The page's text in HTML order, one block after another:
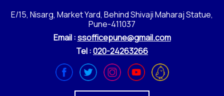
E/15, Nisarg, Market Yard, Behind Shivaji Maharaj Statue,
Pune-411037
Email :ssofficepune@gmail.com
Tel :020-24263266